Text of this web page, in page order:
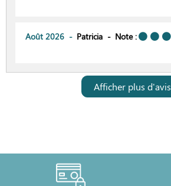
Août 2026 Patricia Note :
Afficher plus d'avis